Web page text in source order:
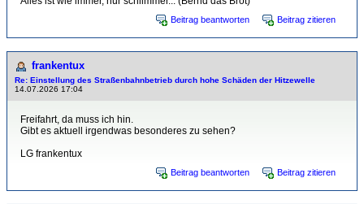
Beitrag beantworten Beitrag zitieren
frankentux
Re: Einstellung des Straßenbahnbetrieb durch hohe Schäden der Hitzewelle
14.07.2026 17:04
Freifahrt, da muss ich hin.
Gibt es aktuell irgendwas besonderes zu sehen?
LG frankentux
Beitrag beantworten Beitrag zitieren